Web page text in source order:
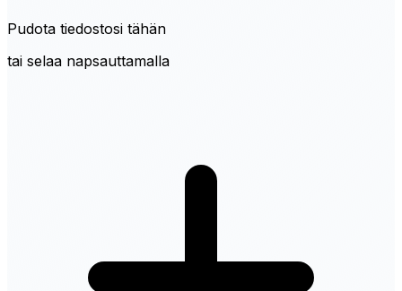
Pudota tiedostosi tähän
tai selaa napsauttamalla